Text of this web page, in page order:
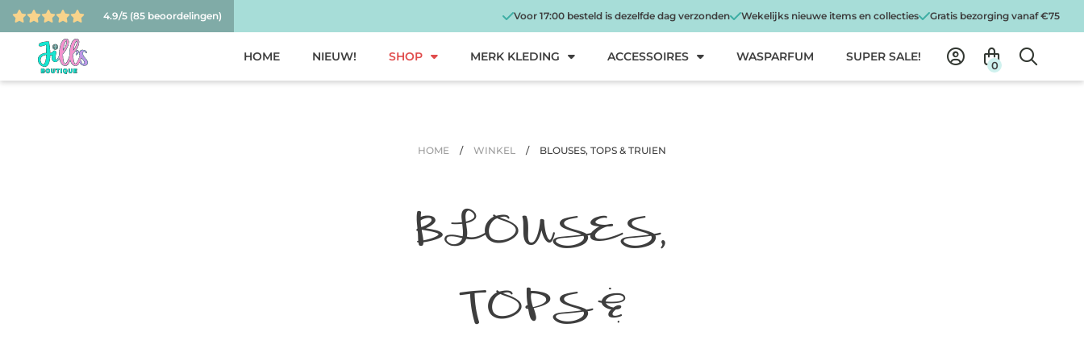
4.9/5 (85 beoordelingen) Voor 17:00 besteld is dezelfde dag verzonden Wekelijks nieuwe items en collecties Gratis bezorging vanaf €75
HOME NIEUW! SHOP MERK KLEDING ACCESSOIRES WASPARFUM SUPER SALE!
0
HOME / WINKEL / BLOUSES, TOPS & TRUIEN
BLOUSES,
TOPS &